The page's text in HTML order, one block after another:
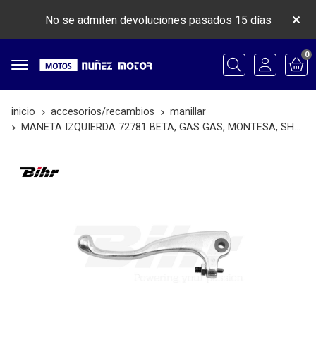
No se admiten devoluciones pasados 15 días
Buscar
0
inicio accesorios/recambios
manillar
MANETA IZQUIERDA 72781 BETA, GAS GAS, MONTESA, SHERCO